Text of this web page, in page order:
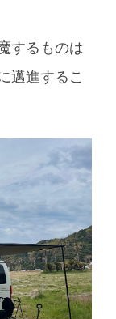
するものは
邁進するこ